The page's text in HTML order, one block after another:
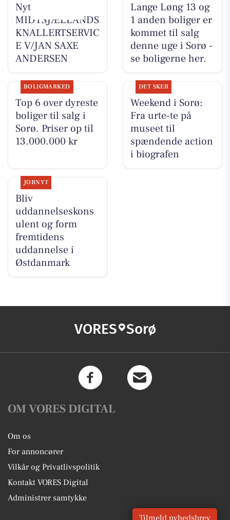
Nyt fra
MIDTSJÆLLANDS
KNALLERTSERVIC
E V/JAN SAXE
ANDERSEN
Lange Løng 13 og
1 anden boliger er
kommet til salg
denne uge i Sorø -
se boligerne her.
BOLIGMARKED
Top 6 over dyreste
boliger til salg i
Sorø. Priser op til
13.000.000 kr
DET SKER
Weekend i Sorø:
Fra urte-te på
museet til
spændende action
i biografen
JOBNYT
Bliv
uddannelseskons
ulent og form
fremtidens
uddannelse i
Østdanmark
VORES Sorø
OM VORES DIGITAL
Om os
For annoncører
Vilkår og Privatlivspolitik
Kontakt VORES Digital
Administrer samtykke
Tilmeld nyhedsbrev